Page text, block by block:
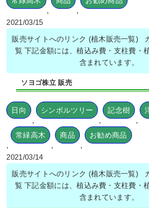
,
,
2021/03/15
販売サイトへのリンク (植木販売一覧)
覧 下記金額には、植込み費・支柱費・
含まれています。
ソヨゴ株立 販売
日向
,
シンボルツリー
,
記念樹
,
,
常緑高木
,
商品
,
お勧め商品
2021/03/14
販売サイトへのリンク (植木販売一覧)
覧 下記金額には、植込み費・支柱費・
含まれています。